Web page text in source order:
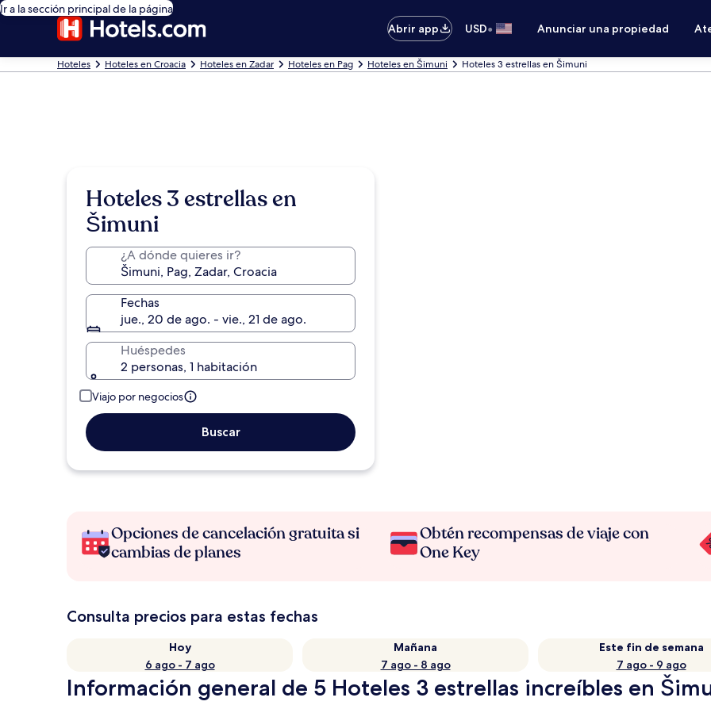
Ir a la sección principal de la página
Abrir app
USD• Anunciar una propiedad
Hoteles Hoteles en Croacia Hoteles en Zadar Hoteles en Pag Hoteles en Šimuni Hoteles 3 estrellas en Šimuni
Hoteles 3 estrellas en
Šimuni
¿A dónde quieres ir?
Fechas
jue., 20 de ago. - vie., 21 de ago.
Huéspedes
2 personas, 1 habitación
Viajo por negocios
Buscar
Opciones de cancelación gratuita si
cambias de planes
Obtén recompensas de viaje con
One Key
Consulta precios para estas fechas
Hoy
6 ago - 7 ago
Mañana
7 ago - 8 ago
Este fin de semana
7 ago - 9 ago
Información general de 5 Hoteles 3 estrellas increíbles en